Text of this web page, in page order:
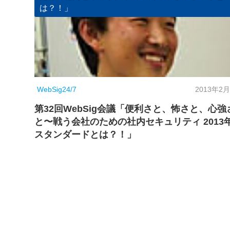
は？！」
WebSig24/7 2013年2
第32回WebSig会議「便利さと、怖さと、心強
と〜戦う会社のための社内セキュリティ 2013
スタンダードとは？！」